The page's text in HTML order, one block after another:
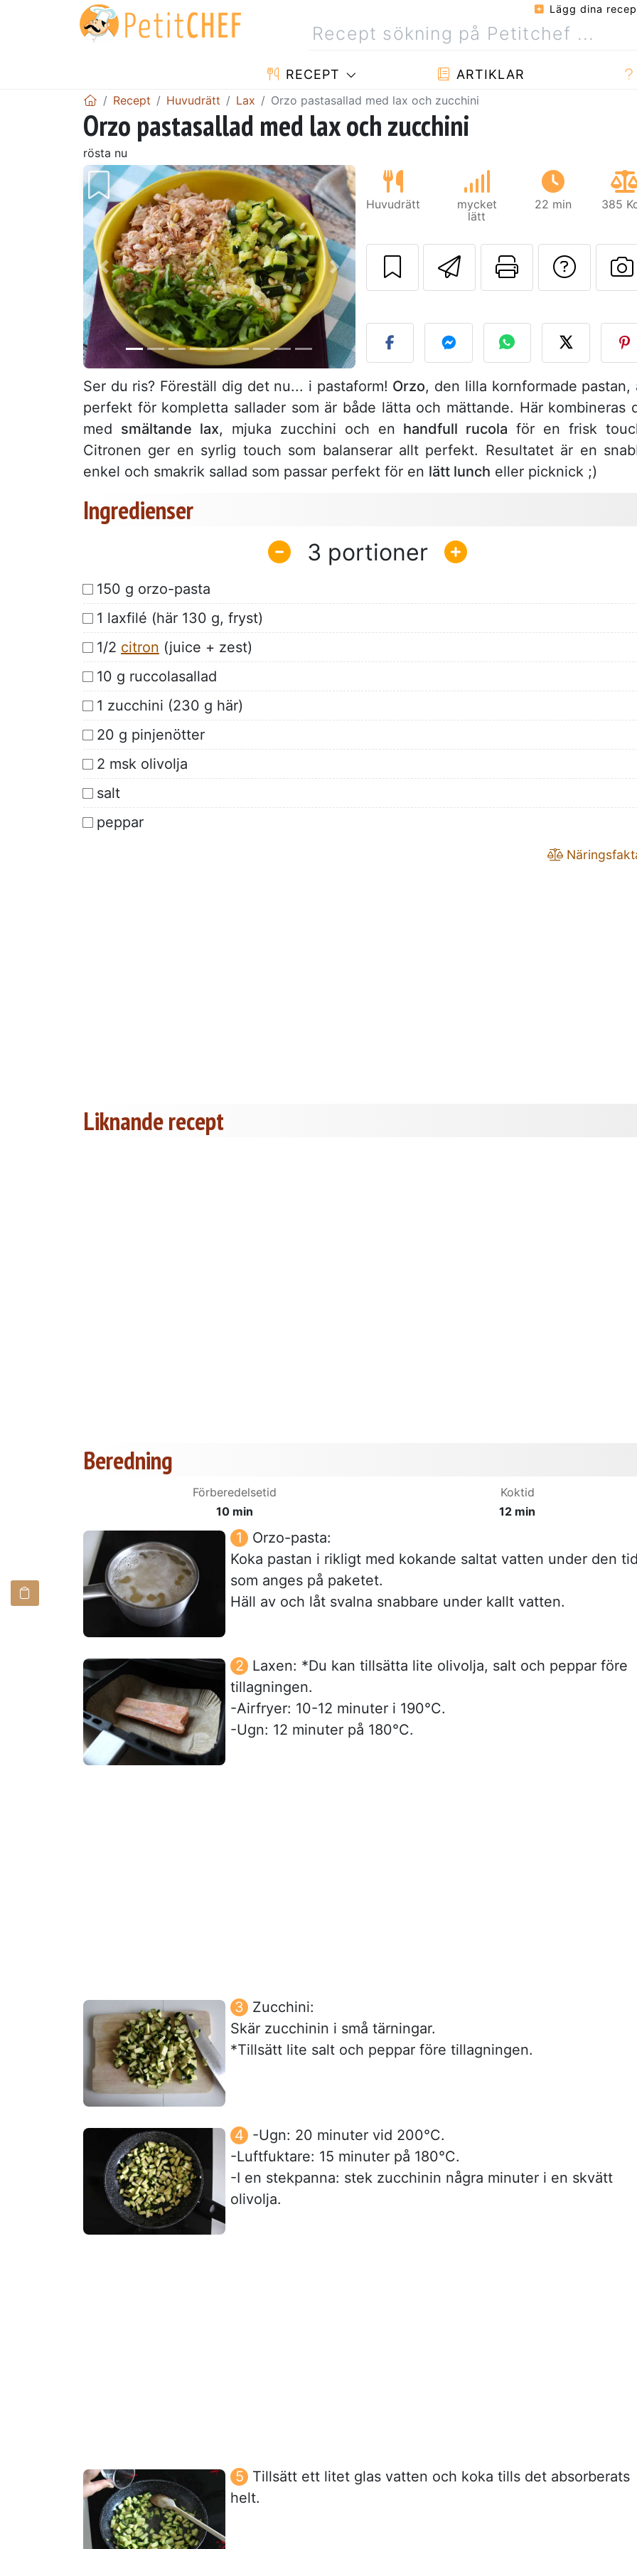
Lägg dina
RECEPT ARTIKLAR
Recept Huvudrätt Lax Orzo pastasallad med lax och zucchini
Orzo pastasallad med lax och zucchini
rösta nu
Föregående Nästa
Huvudrätt
mycket
lätt
22 min 385
Skicka detta
Skriv ut
Ser du ris? Föreställ dig det nu... i pastaform! Orzo, den lilla kornformade pastan,
perfekt för kompletta sallader som är både lätta och mättande. Här kombineras
med smältande lax, mjuka zucchini och en handfull rucola för en frisk
Citronen ger en syrlig touch som balanserar allt perfekt. Resultatet är en
enkel och smakrik sallad som passar perfekt för en lätt lunch eller picknick ;)
Ingredienser
3
150 g orzo-pasta
1 laxfilé (här 130 g, fryst)
1/2 citron (juice + zest)
10 g ruccolasallad
1 zucchini (230 g här)
20 g pinjenötter
2 msk olivolja
salt
peppar
Liknande recept
Beredning
Förberedelsetid
10 min
Koktid
12 min
Orzo-pasta:
Koka pastan i rikligt med kokande saltat vatten under den tid
som anges på paketet.
Häll av och låt svalna snabbare under kallt vatten.
Laxen: *Du kan tillsätta lite olivolja, salt och peppar före
tillagningen.
-Airfryer: 10-12 minuter i 190°C.
-Ugn: 12 minuter på 180°C.
Zucchini:
Skär zucchinin i små tärningar.
*Tillsätt lite salt och peppar före tillagningen.
-Ugn: 20 minuter vid 200°C.
-Luftfuktare: 15 minuter på 180°C.
-I en stekpanna: stek zucchinin några minuter i en skvätt
olivolja.
Tillsätt ett litet glas vatten och koka tills det absorberats
helt.